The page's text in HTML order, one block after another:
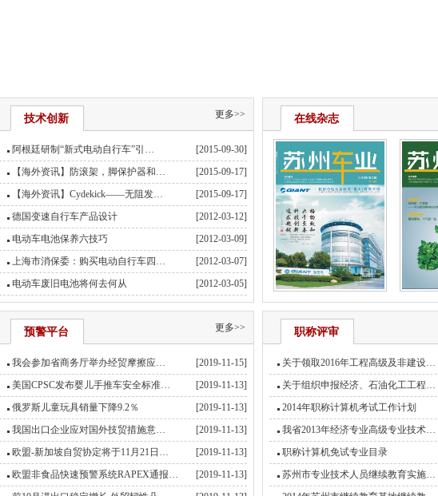
技术创新 更多>>
[2015-09-30]
阿根廷研制“新式电动自行车”引…
[2015-09-17]
【海外资讯】防滚架，脚保护器和…
[2015-09-17]
【海外资讯】Cydekick——无阻发…
[2012-03-12]
德国变速自行车产品设计
[2012-03-09]
电动车电池保养六技巧
[2012-03-07]
上海市消保委：购买电动自行车四…
[2012-03-05]
电动车废旧电池将何去何从
在线杂志
预警平台 更多>>
[2019-11-15]
我会参加省商务厅举办经贸摩擦应…
[2019-11-13]
美国CPSC发布婴儿手推车安全标准…
[2019-11-13]
俄罗斯儿童玩具销量下降9.2％
[2019-11-13]
我国出口企业应对国外技贸措施意…
[2019-11-13]
欧盟-新加坡自贸协定将于11月21日…
[2019-11-13]
欧盟非食品快速预警系统RAPEX通报…
职称评审
关于领取2016年工程高级及非建设…
关于组织申报经济、石油化工工程…
2014年职称计算机考试工作计划
我省2013年经济专业高级专业技术…
职称计算机免试专业目录
苏州市专业技术人员继续教育实施…